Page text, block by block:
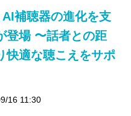
補聴器の進化を支
登場 〜話者との距
快適な聴こえをサポ
16 11:30